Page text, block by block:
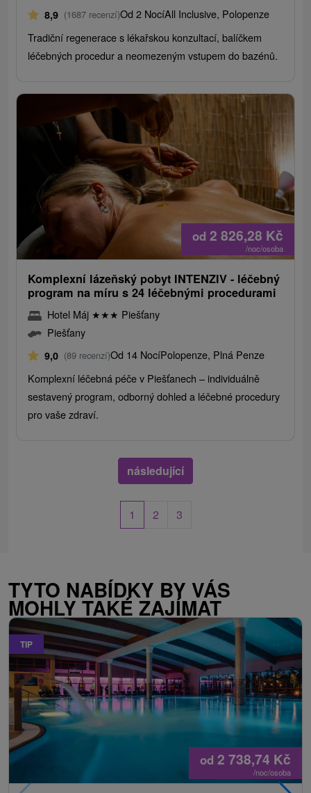
8,9 (1687 recenzí)Od 2 NocíAll Inclusive, Polopenze
Tradiční regenerace s lékařskou konzultací, balíčkem
léčebných procedur a neomezeným vstupem do bazénů.
od 2 826,28 Kč
/noc/osoba
Komplexní lázeňský pobyt INTENZIV - léčebný
program na míru s 24 léčebnými procedurami
Hotel Máj ★★★ Piešťany
Piešťany
9,0 (89 recenzí)Od 14 NocíPolopenze, Plná Penze
Komplexní léčebná péče v Piešťanech – individuálně
sestavený program, odborný dohled a léčebné procedury
pro vaše zdraví.
následující
1 2 3
TYTO NABÍDKY BY VÁS
MOHLY TAKÉ ZAJÍMAT
TIP
od 2 738,74 Kč
/noc/osoba